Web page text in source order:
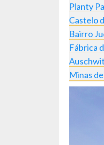
Planty
Castelo
Bairro
Fábrica
Minas